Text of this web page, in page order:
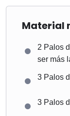
Material
2 Palos
ser más
3 Palos
3 Palos